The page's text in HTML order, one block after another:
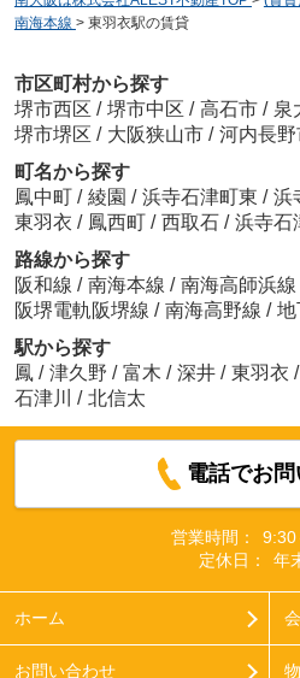
南海本線 > 東羽衣駅の賃貸
市区町村から探す
堺市西区 / 堺市中区 / 高石市 / 泉
堺市堺区 / 大阪狭山市 / 河内長野
町名から探す
鳳中町 / 綾園 / 浜寺石津町東 / 浜
東羽衣 / 鳳西町 / 西取石 / 浜寺石
路線から探す
阪和線 / 南海本線 / 南海高師浜線
阪堺電軌阪堺線 / 南海高野線 / 地
駅から探す
鳳 / 津久野 / 富木 / 深井 / 東羽衣 /
石津川
/ 北信太
電話でお
営業時間：
9:30
定休日：
年
ホーム
お問い合わせ